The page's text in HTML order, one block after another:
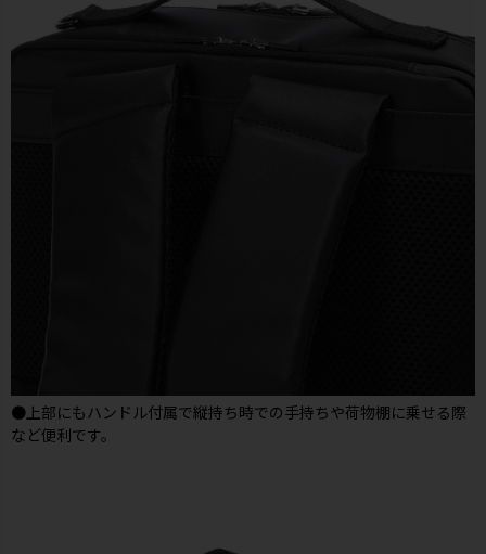
●上部にもハンドル付属で縦持ち時での手持ちや荷物棚に乗せる際
など便利です。